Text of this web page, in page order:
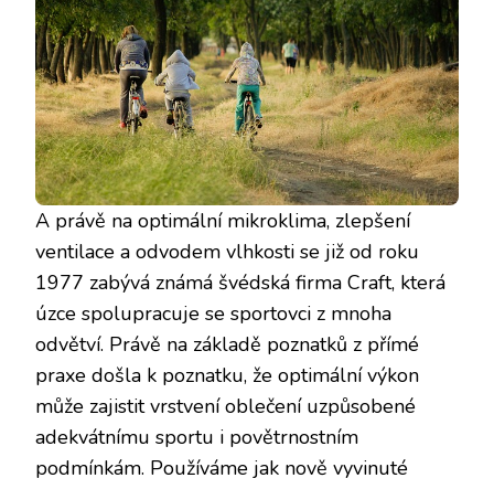
A právě na optimální mikroklima, zlepšení
ventilace a odvodem vlhkosti se již od roku
1977 zabývá známá švédská firma Craft, která
úzce spolupracuje se sportovci z mnoha
odvětví. Právě na základě poznatků z přímé
praxe došla k poznatku, že optimální výkon
může zajistit vrstvení oblečení uzpůsobené
adekvátnímu sportu i povětrnostním
podmínkám. Používáme jak nově vyvinuté